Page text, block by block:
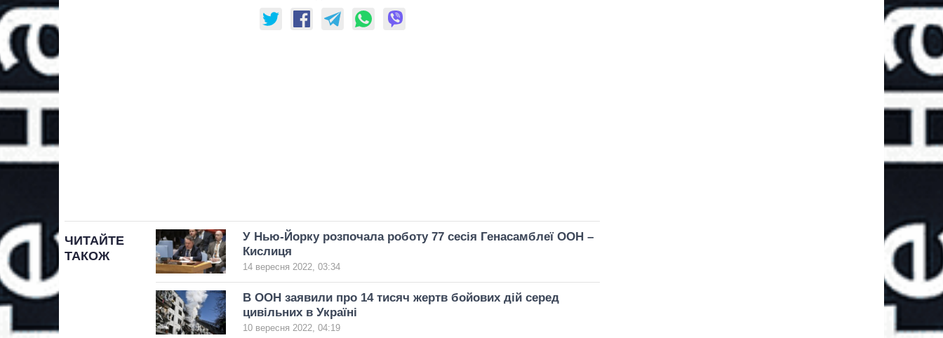
ЧИТАЙТЕ
ТАКОЖ
У Нью-Йорку розпочала роботу 77 сесія Генасамблеї ООН –
Кислиця
14 вересня 2022, 03:34
В ООН заявили про 14 тисяч жертв бойових дій серед
цивільних в Україні
10 вересня 2022, 04:19